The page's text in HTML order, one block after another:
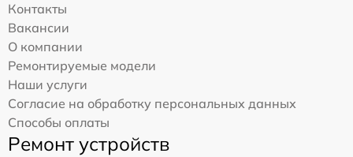
Контакты
Вакансии
О компании
Ремонтируемые модели
Наши услуги
Согласие на обработку персональных данных
Способы оплаты
Ремонт устройств